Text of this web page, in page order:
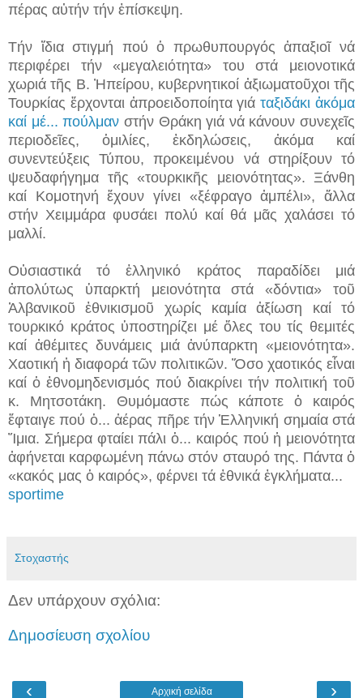
πέρας αὐτήν τήν ἐπίσκεψη.
Τήν ἴδια στιγμή πού ὁ πρωθυπουργός ἀπαξιοῖ νά
περιφέρει τήν «μεγαλειότητα» του στά μειονοτικά
χωριά τῆς Β. Ἠπείρου, κυβερνητικοί ἀξιωματοῦχοι τῆς
Τουρκίας ἔρχονται ἀπροειδοποίητα γιάταξιδάκι ἀκόμα
καί μέ... πούλμαν στήν Θράκη γιά νά κάνουν συνεχεῖς
περιοδεῖες, ὁμιλίες, ἐκδηλώσεις, ἀκόμα καί
συνεντεύξεις Τύπου, προκειμένου νά στηρίξουν τό
ψευδαφήγημα τῆς «τουρκικῆς μειονότητας». Ξάνθη
καί Κομοτηνή ἔχουν γίνει «ξέφραγο ἀμπέλι», ἄλλα
στήν Χειμμάρα φυσάει πολύ καί θά μᾶς χαλάσει τό
μαλλί.
Οὐσιαστικά τό ἑλληνικό κράτος παραδίδει μιά
ἀπολύτως ὑπαρκτή μειονότητα στά «δόντια» τοῦ
Ἀλβανικοῦ ἐθνικισμοῦ χωρίς καμία ἀξίωση καί τό
τουρκικό κράτος ὑποστηρίζει μέ ὅλες του τίς θεμιτές
καί ἀθέμιτες δυνάμεις μιά ἀνύπαρκτη «μειονότητα».
Χαοτική ἡ διαφορά τῶν πολιτικῶν. Ὅσο χαοτικός εἶναι
καί ὁ ἐθνομηδενισμός πού διακρίνει τήν πολιτική τοῦ
κ. Μητσοτάκη. Θυμόμαστε πώς κάποτε ὁ καιρός
ἔφταιγε πού ὁ... ἀέρας πῆρε τήν Ἑλληνική σημαία στά
Ἴμια. Σήμερα φταίει πάλι ὁ... καιρός πού ἡ μειονότητα
ἀφήνεται καρφωμένη πάνω στόν σταυρό της. Πάντα ὁ
«κακός μας ὁ καιρός», φέρνει τά ἐθνικά ἐγκλήματα...
sportime
Στοχαστής
Δεν υπάρχουν σχόλια:
Δημοσίευση σχολίου
‹ ›
Αρχική σελίδα